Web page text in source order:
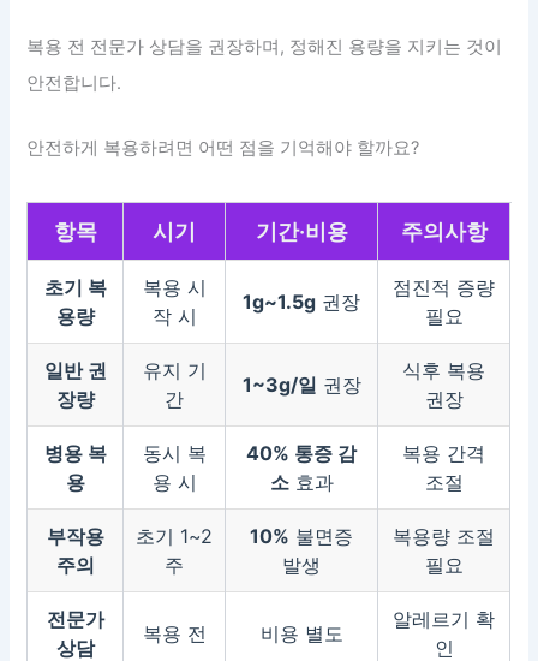
복용 전 전문가 상담을 권장하며, 정해진 용량을 지키는 것이
안전합니다.
안전하게 복용하려면 어떤 점을 기억해야 할까요?
항목 시기 기간·비용 주의사항
초기 복
용량
복용 시
작 시
1g~1.5g 권장
점진적 증량
필요
일반 권
장량
유지 기
간
1~3g/일 권장
식후 복용
권장
병용 복
용
동시 복
용 시
40% 통증 감
소효과
복용 간격
조절
부작용
주의
초기 1~2
주
10% 불면증
발생
복용량 조절
필요
전문가
상담
복용 전 비용 별도
알레르기 확
인